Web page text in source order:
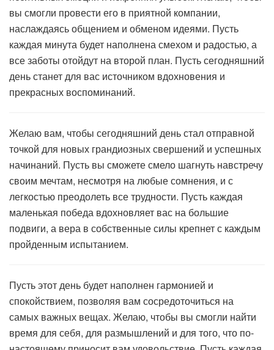
вы смогли провести его в приятной компании,
наслаждаясь общением и обменом идеями. Пусть
каждая минута будет наполнена смехом и радостью, а
все заботы отойдут на второй план. Пусть сегодняшний
день станет для вас источником вдохновения и
прекрасных воспоминаний.
Желаю вам, чтобы сегодняшний день стал отправной
точкой для новых грандиозных свершений и успешных
начинаний. Пусть вы сможете смело шагнуть навстречу
своим мечтам, несмотря на любые сомнения, и с
легкостью преодолеть все трудности. Пусть каждая
маленькая победа вдохновляет вас на большие
подвиги, а вера в собственные силы крепнет с каждым
пройденным испытанием.
Пусть этот день будет наполнен гармонией и
спокойствием, позволяя вам сосредоточиться на
самых важных вещах. Желаю, чтобы вы смогли найти
время для себя, для размышлений и для того, что по-